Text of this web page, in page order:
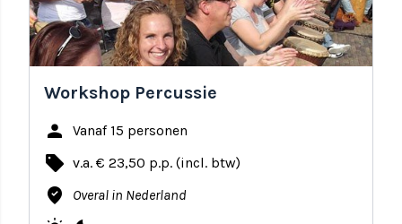
Workshop Percussie
person Vanaf 15 personen
local_offer v.a. € 23,50 p.p. (incl. btw)
where_to_vote Overal in Nederland